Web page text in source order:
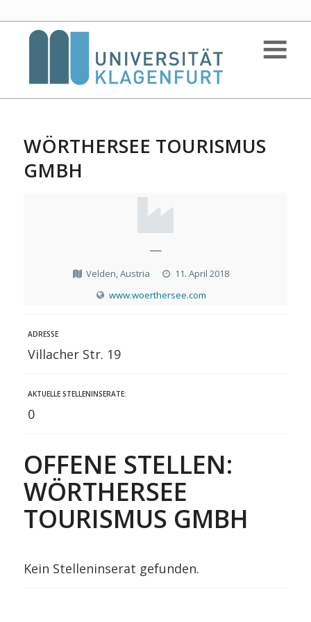
WÖRTHERSEE TOURISMUS
GMBH
—
Velden, Austria
11. April 2018
www.woerthersee.com
ADRESSE
Villacher Str. 19
AKTUELLE STELLENINSERATE:
0
OFFENE STELLEN:
WÖRTHERSEE
TOURISMUS GMBH
Kein Stelleninserat gefunden.